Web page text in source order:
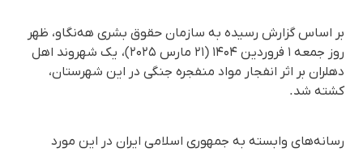
بر اساس گزارش رسیده به سازمان حقوق بشری هه‌نگاو، ظهر
روز جمعه ۱ فروردین ۱۴۰۴ (۲۱ مارس ۲۰۲۵)، یک شهروند اهل
دهلران بر اثر انفجار مواد منفجره جنگی در این شهرستان،
کشته شد.
رسانه‌های وابسته به جمهوری اسلامی ایران در این مورد